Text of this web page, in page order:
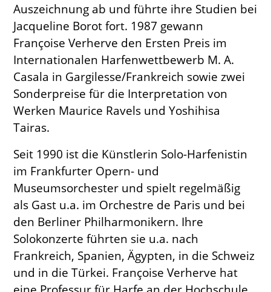
Verein
Geschichte
Gremien
Mitglied werden
Satzung
Sponsoren und Partner
Service
Pressestimmen
Newsletter
Programmarchiv
Impressum
Datenschutz
Auszeichnung ab und führte ihre Studien bei
Jacqueline Borot fort. 1987 gewann
Françoise Verherve den Ersten Preis im
Internationalen Harfenwettbewerb M. A.
Casala in Gargilesse/Frankreich sowie zwei
Sonderpreise für die Interpretation von
Werken Maurice Ravels und Yoshihisa
Tairas.
Seit 1990 ist die Künstlerin Solo-Harfenistin
im Frankfurter Opern- und
Museumsorchester und spielt regelmäßig
als Gast u.a. im Orchestre de Paris und bei
den Berliner Philharmonikern. Ihre
Solokonzerte führten sie u.a. nach
Frankreich, Spanien, Ägypten, in die Schweiz
und in die Türkei. Françoise Verherve hat